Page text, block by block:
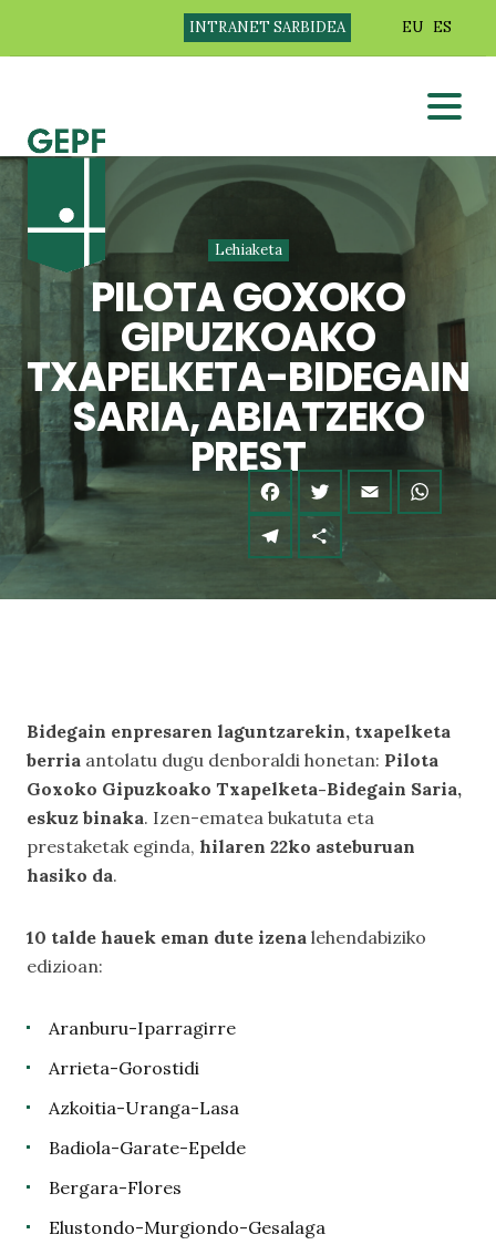
INTRANET SARBIDEA EU ES
Lehiaketa
PILOTA GOXOKO
GIPUZKOAKO
TXAPELKETA-BIDEGAIN
SARIA, ABIATZEKO
PREST
Bidegain enpresaren laguntzarekin, txapelketa
berria antolatu dugu denboraldi honetan: Pilota
Goxoko Gipuzkoako Txapelketa-Bidegain Saria,
eskuz binaka. Izen-ematea bukatuta eta
prestaketak eginda, hilaren 22ko asteburuan
hasiko da.
10 talde hauek eman dute izena lehendabiziko
edizioan:
Aranburu-Iparragirre
Arrieta-Gorostidi
Azkoitia-Uranga-Lasa
Badiola-Garate-Epelde
Bergara-Flores
Elustondo-Murgiondo-Gesalaga